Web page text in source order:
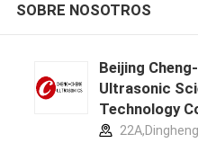
SOBRE NOSOTROS
Beijing
Ultrasonic
Technology
fabricante